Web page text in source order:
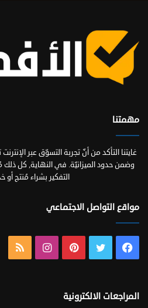
مهمتنا
غايتنا التأكد من أنّ تجربة التسوّق عبر
وضمن حدود الميزانيّة. في النهاية, كل ذلك
التفكير بشراء مُنتج
مواقع التواصل الاجتماعي
فيسبوك تويتر بينتيريستانستقرام
المراجعات الالكترونية